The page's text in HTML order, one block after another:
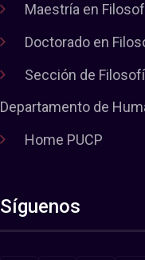
Maestría en
Doctorado en
Sección de
Departamento de
Home PUCP
Síguenos